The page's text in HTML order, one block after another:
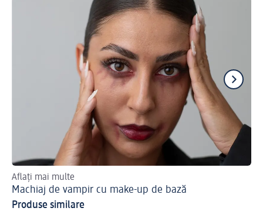
Aflați mai multe
Machiaj de vampir cu make-up de bază
Produse similare